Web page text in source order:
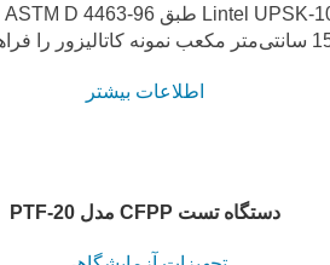
اطلاعات بیشتر
دستگاه تست CFPP مدل PTF-20